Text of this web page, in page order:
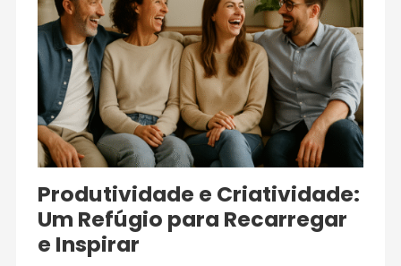
Produtividade e Criatividade:
Um Refúgio para Recarregar
e Inspirar